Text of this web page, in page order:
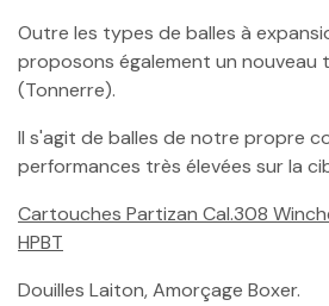
Outre les types de balles à
proposons également un nouveau
(Tonnerre).
Il s'agit de balles de notre propre
performances très élevées sur la
Cartouches Partizan Cal.308
HPBT
Douilles Laiton, Amorçage Boxer.